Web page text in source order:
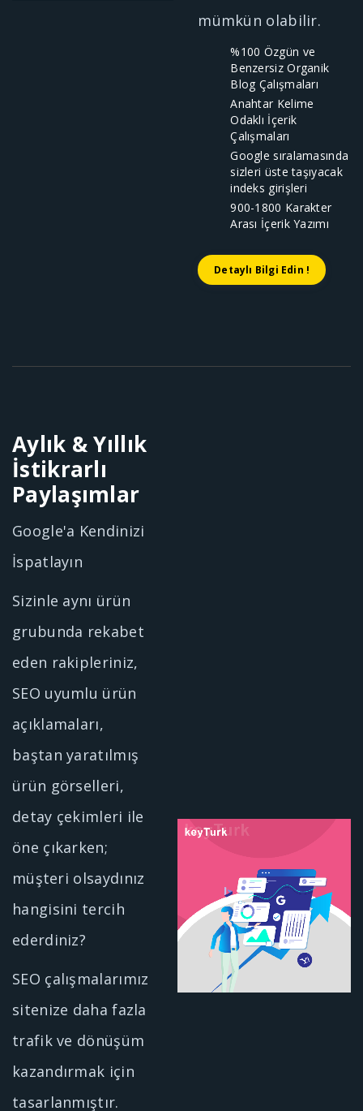
mümkün olabilir.
%100 Özgün ve
Benzersiz Organik
Blog Çalışmaları
Anahtar Kelime
Odaklı İçerik
Çalışmaları
Google sıralamasında
sizleri üste taşıyacak
indeks girişleri
900-1800 Karakter
Arası İçerik Yazımı
Detaylı Bilgi Edin !
Aylık & Yıllık
İstikrarlı
Paylaşımlar
Google'a Kendinizi
İspatlayın
Sizinle aynı ürün
grubunda rekabet
eden rakipleriniz,
SEO uyumlu ürün
açıklamaları,
baştan yaratılmış
ürün görselleri,
detay çekimleri ile
öne çıkarken;
müşteri olsaydınız
hangisini tercih
ederdiniz?
SEO çalışmalarımız
sitenize daha fazla
trafik ve dönüşüm
kazandırmak için
tasarlanmıştır.